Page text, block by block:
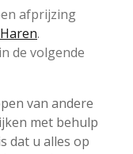
afprijzing
.
de volgende
van andere
met behulp
dat u alles op